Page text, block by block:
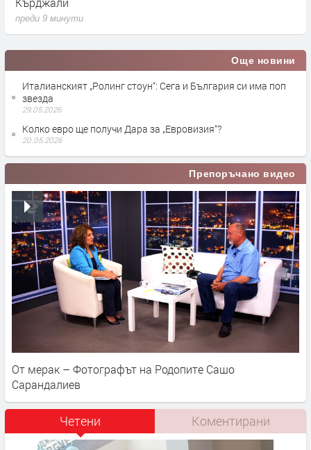
преди 9 минути
Още новини
Италианският „Ролинг стоун“: Сега и България си има поп
звезда
29.05.2026
Колко евро ще получи Дара за „Евровизия“?
20.05.2026
Препоръчано видео
От мерак – Фотографът на Родопите Сашо
Сарандалиев
Четени Коментирани